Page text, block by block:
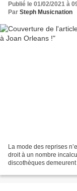
Publié le 01/02/2021 à
Par Steph Musicnation
La mode des reprises
droit à un nombre
discothèques